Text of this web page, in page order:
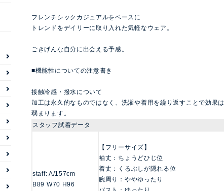
フレンチシックカジュアルをベースに
トレンドをデイリーに取り入れた気軽なウェア。
ごきげんな自分に出会える予感。
■機能性についての注意書き
接触冷感・撥水について
加工は永久的なものではなく、洗濯や着用を繰り返すことで効果は
弱まります。
スタッフ試着データ
staff: A/157cm
B89 W70 H96
【フリーサイズ】
袖丈：ちょうどひじ位
着丈：くるぶしが隠れる位
腕周り：ややゆったり